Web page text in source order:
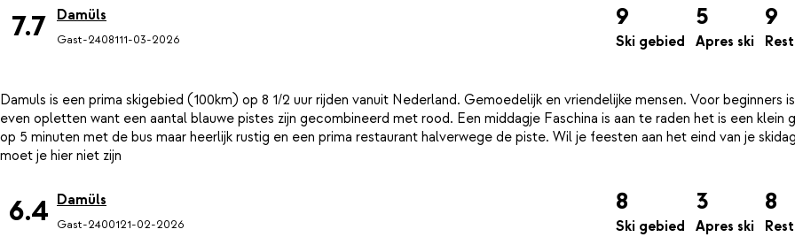
7.7
Damüls
Gast-2408111-03-2026
9
Ski gebied
5
Apres ski
9
Damuls is een prima skigebied (100km) op 8 1/2 uur rijden vanuit Nederland. Gemoedelijk en vriendelijke mensen. Voor beginners
even opletten want een aantal blauwe pistes zijn gecombineerd met rood. Een middagje Faschina is aan te raden het is een klein
op 5 minuten met de bus maar heerlijk rustig en een prima restaurant halverwege de piste. Wil je feesten aan het eind van je
6.4 Damüls
Gast-2400121-02-2026
8
Ski gebied
3
Apres ski
8